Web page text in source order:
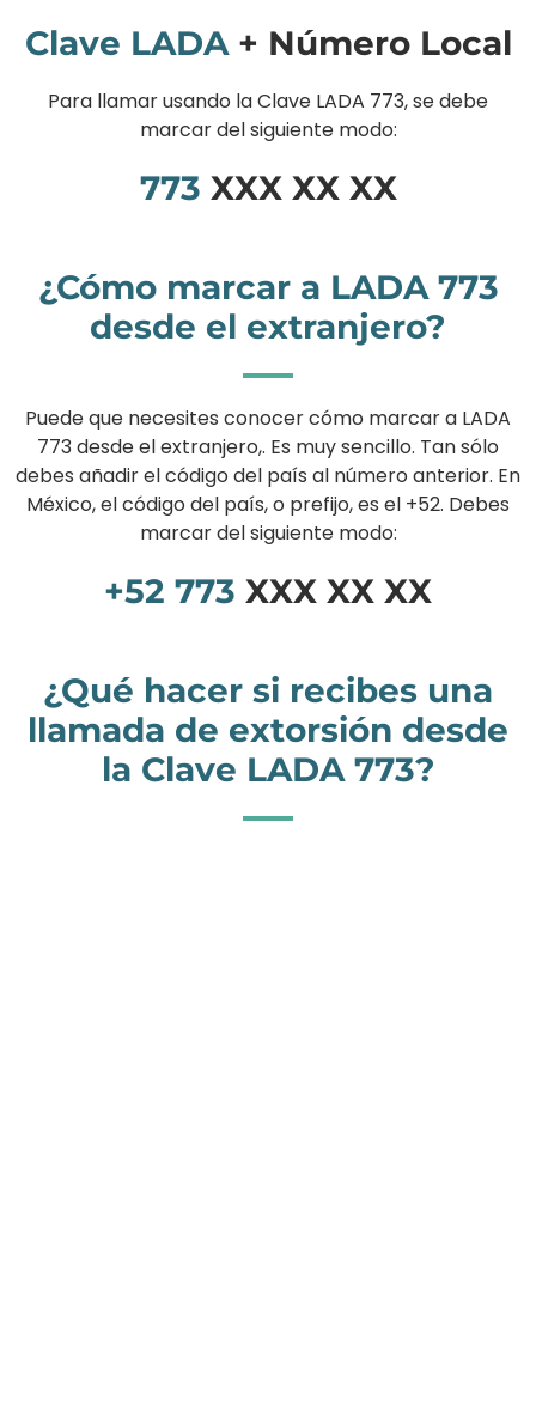
Clave LADA+ Número Local
Para llamar usando la Clave LADA 773, se debe
marcar del siguiente modo:
773 XXX XX XX
¿Cómo marcar a LADA 773
desde el extranjero?
Puede que necesites conocer cómo marcar a LADA
773 desde el extranjero,. Es muy sencillo. Tan sólo
debes añadir el código del país al número anterior. En
México, el código del país, o prefijo, es el +52. Debes
marcar del siguiente modo:
+52 773 XXX XX XX
¿Qué hacer si recibes una
llamada de extorsión desde
la Clave LADA 773?